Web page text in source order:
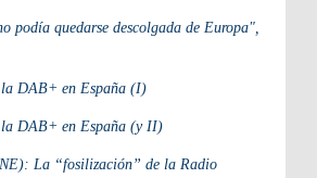
podía quedarse descolgada de Europa",
la DAB+ en España (I)
la DAB+ en España (y II)
La “fosilización” de la Radio